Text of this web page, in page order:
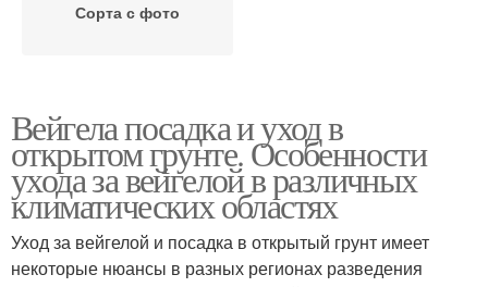
Сорта с фото
Вейгела посадка и уход в
открытом грунте. Особенности
ухода за вейгелой в различных
климатических областях
Уход за вейгелой и посадка в открытый грунт имеет
некоторые нюансы в разных регионах разведения